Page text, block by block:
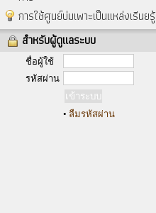
การใช้ศูนย์บ่มเพาะเป็นแหล่งเรีนยรู้
สำหรับผู้ดูแลระบบ
ชื่อผู้ใช้
รหัสผ่าน
• ลืมรหัสผ่าน